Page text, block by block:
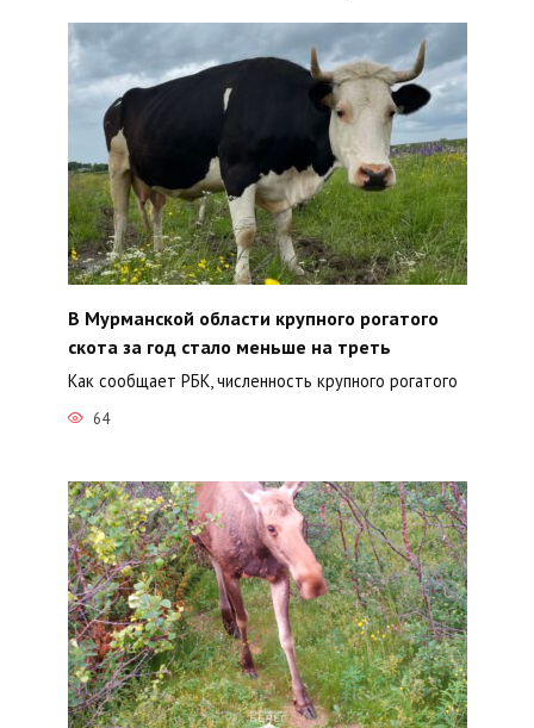
В Мурманской области крупного рогатого
скота за год стало меньше на треть
Как сообщает РБК, численность крупного рогатого
64